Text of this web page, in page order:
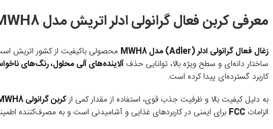
معرفی کربن فعال گرانولی ادلر اتریش مدل MWH8
زغال فعال گرانولی ادلر (Adler) مدل MWH8 محصولی باکیفیت از کشور اتریش
ساختار دانه‌ای و سطح ویژه بالا، توانایی حذفآلاینده‌های آلی محلول، رنگ‌های
کاربرد گسترده‌ای پیدا کرده است.
به دلیل کیفیت بالا و ظرفیت جذب قوی، استفاده از مقدار کمی ازکربن گرانولی MWH8
الزامات FCC برای ایمنی در کاربردهای غذایی و آشامیدنی است و به مصرف‌کننده